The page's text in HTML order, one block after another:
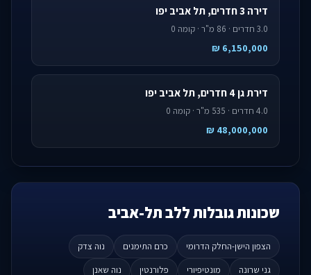
דירה 3 חדרים, תל אביב יפו
3.0 חדרים · 86 מ"ר · קומה 0
6,150,000 ₪
דירת גן 4 חדרים, תל אביב יפו
4.0 חדרים · 535 מ"ר · קומה 0
48,000,000 ₪
שכונות גובלות ללב תל-אביב
הצפון הישן-החלק הדרומי כרם התימנים
נוה צדק
גני שרונה
מונטיפיורי פלורנטין נוה שאנן